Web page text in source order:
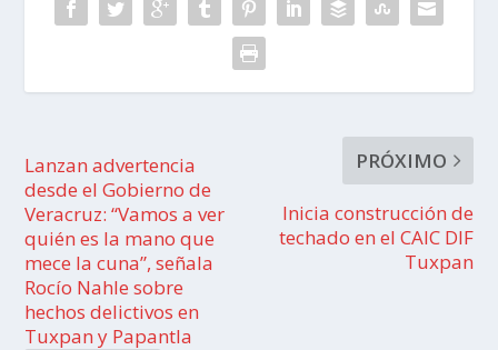
Lanzan advertencia
desde el Gobierno de
Veracruz: “Vamos a ver
quién es la mano que
mece la cuna”, señala
Rocío Nahle sobre
hechos delictivos en
Tuxpan y Papantla
PRÓXIMO
Inicia construcción de
techado en el CAIC DIF
Tuxpan